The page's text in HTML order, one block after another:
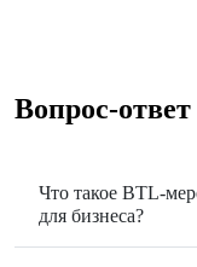
Вопрос-ответ
Что такое BTL-
для бизнеса?